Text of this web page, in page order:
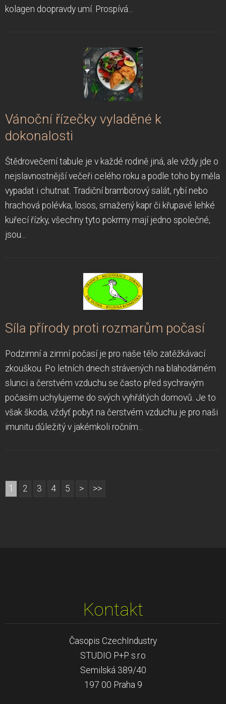
kolagen doopravdy umí. Prospívá...
Vánoční řízečky vyladěné k
dokonalosti
Štědrovečerní tabule je v každé rodině jiná, ale vždy jde o
nejslavnostnější večeři celého roku a podle toho by měla
vypadat i chutnat. Tradiční bramborový salát, rybí nebo
hrachová polévka, losos, smažený kapr či křupavé lehké
kuřecí řízky, všechny tyto pokrmy mají jedno společné,
jsou...
Síla přírody proti rozmarům počasí
Podzimní a zimní počasí je pro naše tělo zatěžkávací
zkouškou. Po letních dnech strávených na blahodárném
slunci a čerstvém vzduchu se často před sychravým
počasím uchylujeme do svých vyhřátých domovů. Je to
však škoda, vždyť pobyt na čerstvém vzduchu je pro naši
imunitu důležitý v jakémkoli ročním...
1 2 3 4 5 > >>
Kontakt
Časopis CzechIndustry
STUDIO P+P s.r.o
Semilská 389/40
197 00 Praha 9